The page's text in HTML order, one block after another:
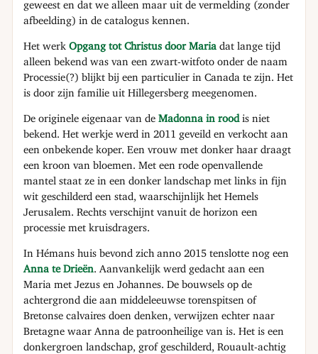
geweest en dat we alleen maar uit de vermelding (zonder
afbeelding) in de catalogus kennen.
Het werkOpgang tot Christus door Maria dat lange tijd
alleen bekend was van een zwart-witfoto onder de naam
Processie(?) blijkt bij een particulier in Canada te zijn. Het
is door zijn familie uit Hillegersberg meegenomen.
De originele eigenaar van deMadonna in rood is niet
bekend. Het werkje werd in 2011 geveild en verkocht aan
een onbekende koper. Een vrouw met donker haar draagt
een kroon van bloemen. Met een rode openvallende
mantel staat ze in een donker landschap met links in fijn
wit geschilderd een stad, waarschijnlijk het Hemels
Jerusalem. Rechts verschijnt vanuit de horizon een
processie met kruisdragers.
In Hémans huis bevond zich anno 2015 tenslotte nog een
Anna te Drieën. Aanvankelijk werd gedacht aan een
Maria met Jezus en Johannes. De bouwsels op de
achtergrond die aan middeleeuwse torenspitsen of
Bretonse calvaires doen denken, verwijzen echter naar
Bretagne waar Anna de patroonheilige van is. Het is een
donkergroen landschap, grof geschilderd, Rouault-achtig